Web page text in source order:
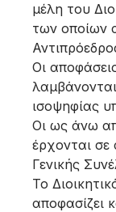
μέλη του
των οποίων
Οι
ισοψηφίας
Οι ως άνω
έρχονται σε
Γενικής
Το
αποφασίζει